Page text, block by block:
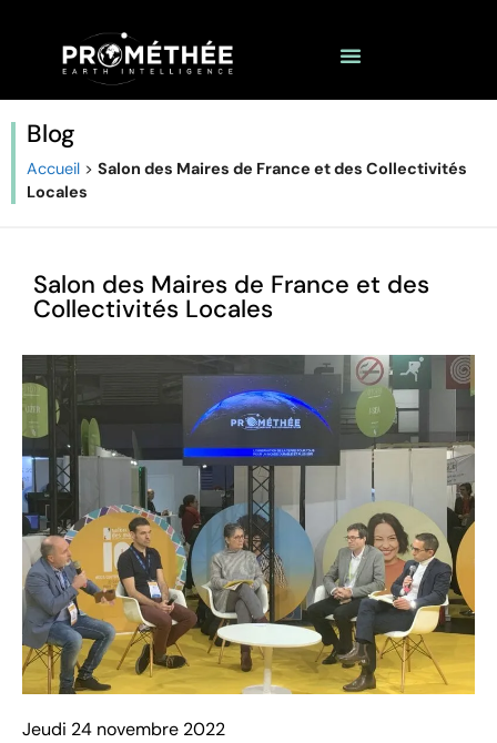
Blog
Accueil > Salon des Maires de France et des Collectivités
Locales
Salon des Maires de France et des
Collectivités Locales
Jeudi 24 novembre 2022